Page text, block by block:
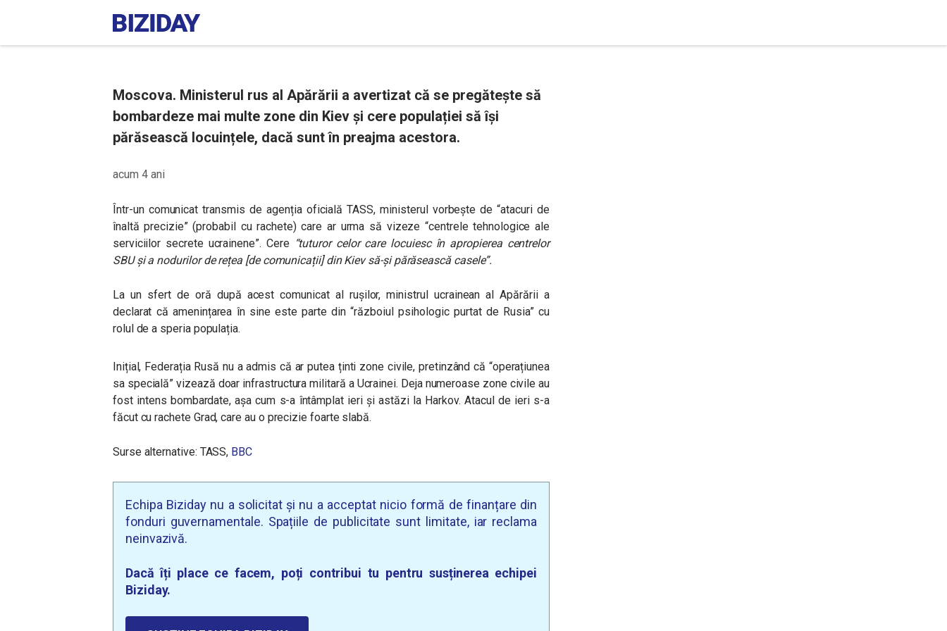
Moscova. Ministerul rus al Apărării a avertizat că se pregătește să
bombardeze mai multe zone din Kiev și cere populației să își
părăsească locuințele, dacă sunt în preajma acestora.
acum 4 ani
Într-un comunicat transmis de agenția oficială TASS, ministerul vorbește de “atacuri de
înaltă precizie” (probabil cu rachete) care ar urma să vizeze “centrele tehnologice ale
serviciilor secrete ucrainene”. Cere “tuturor celor care locuiesc în apropierea centrelor
SBU și a nodurilor de rețea [de comunicații] din Kiev să-și părăsească casele”.
La un sfert de oră după acest comunicat al rușilor, ministrul ucrainean al Apărării a
declarat că amenințarea în sine este parte din “războiul psihologic purtat de Rusia” cu
rolul de a speria populația.
Inițial, Federația Rusă nu a admis că ar putea ținti zone civile, pretinzând că “operațiunea
sa specială” vizează doar infrastructura militară a Ucrainei. Deja numeroase zone civile au
fost intens bombardate, așa cum s-a întâmplat ieri și astăzi la Harkov. Atacul de ieri s-a
făcut cu rachete Grad, care au o precizie foarte slabă.
Surse alternative: TASS, BBC
Echipa Biziday nu a solicitat și nu a acceptat nicio formă de finanțare din
fonduri guvernamentale. Spațiile de publicitate sunt limitate, iar reclama
neinvazivă.
Dacă îți place ce facem, poți contribui tu pentru susținerea echipei
Biziday.